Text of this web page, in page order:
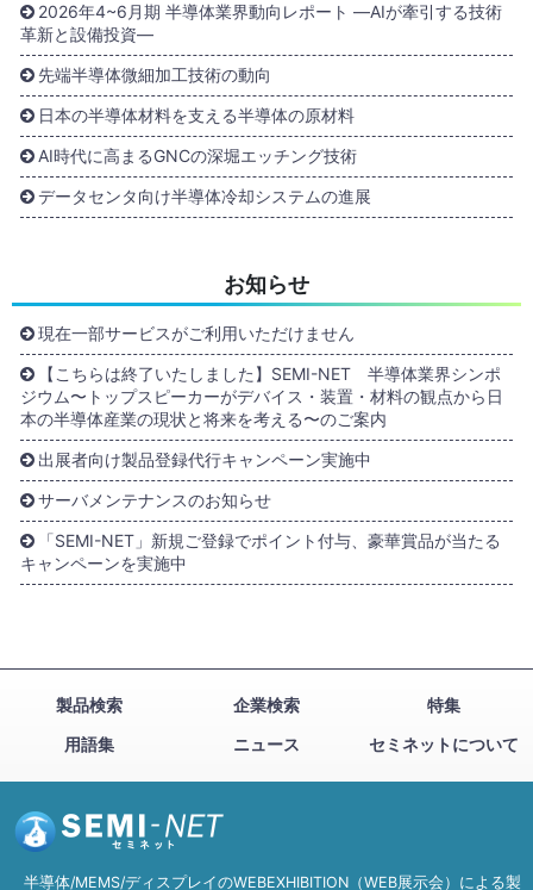
2026年4~6月期 半導体業界動向レポート ―AIが牽引する技術
革新と設備投資―
先端半導体微細加工技術の動向
日本の半導体材料を支える半導体の原材料
AI時代に高まるGNCの深堀エッチング技術
データセンタ向け半導体冷却システムの進展
お知らせ
現在一部サービスがご利用いただけません
【こちらは終了いたしました】SEMI-NET 半導体業界シンポ
ジウム〜トップスピーカーがデバイス・装置・材料の観点から日
本の半導体産業の現状と将来を考える〜のご案内
出展者向け製品登録代行キャンペーン実施中
サーバメンテナンスのお知らせ
「SEMI-NET」新規ご登録でポイント付与、豪華賞品が当たる
キャンペーンを実施中
製品検索 企業検索
特集
用語集
ニュース セミネットについて
半導体/MEMS/ディスプレイのWEBEXHIBITION（WEB展示会）による製